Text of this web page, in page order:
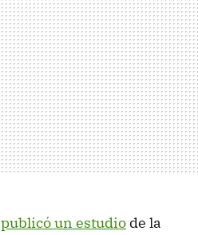
publicó un estudio de la